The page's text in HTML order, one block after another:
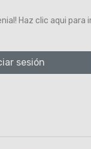
Haz clic aqui
sesión